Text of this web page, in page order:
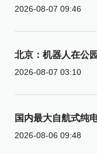
2026-08-07 09:46
北京：机器人在公
2026-08-07 03:10
国内最大自航式纯
2026-08-06 09:48